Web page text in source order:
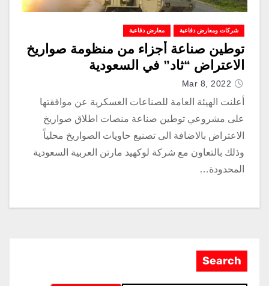
شركات ومعارض دفاعية معارض دفاعية
توطين صناعة أجزاء من منظومة صواريخ
الاعتراض “ثاد” في السعودية
Mar 8, 2022
أعلنت الهيئة العامة للصناعات العسكرية عن موافقتها
على مشروعي توطين صناعة منصات اطلاق صواريخ
الاعتراض بالاضافة الى تصنيع حاويات الصواريخ محلياً
وذلك بالتعاون مع شركة لوكهيد مارتن العربية السعودية
المحدودة…
Search